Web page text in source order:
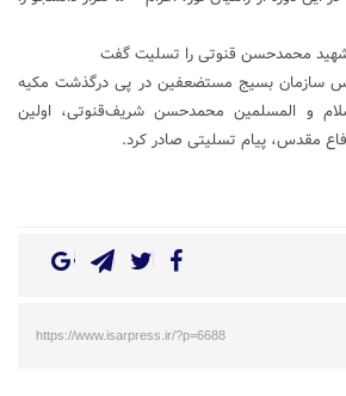
محمدحسن قنوتی را تسلیت گفت
سازمان بسیج مستضعفین در پی درگذشت مکیه
و المسلمین محمدحسن شریف‌قنوتی، اولین
مقدس، پیام تسلیتی صادر کرد.
https://www.isarpress.ir/?p=6688